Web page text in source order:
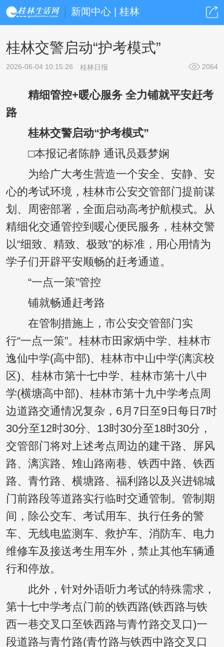
新闻中心 | 桂林
桂林交警启动“护考模式”
2026-06-04 10:15:26 桂林日报 2064
精细管控+暖心服务 全力铺就平安赶考
路
桂林交警启动“护考模式”
□本报记者陈静 通讯员聂梦娴
为给广大考生营造一个安全、安静、安
心的考试环境，桂林市公安交管部门提前谋
划、周密部署，全面启动高考护航模式。从
精细化交通管控到暖心便民服务，桂林交警
以“细致、精致、极致”的标准，用心用情为
学子们开辟平安顺畅的赶考通道。
“一点一策”管控
铺就畅通赶考路
在管制措施上，市公安交管部门实
行“一点一策”。桂林市田家炳中学、桂林市
逸仙中学(高中部)、桂林市中山中学(漓滨校
区)、桂林市第十七中学、桂林市第十八中
学(横塘高中部)、桂林市第十九中学考点周
边道路交通情况复杂，6月7日至9日每日7时
30分至12时30分、13时30分至18时30分，
交管部门将对上述考点周边的建干路、屏风
路、漓滨路、雉山路南巷、铁西中路、铁西
路、青竹路、横塘路、福利路以及兴进锦城
门前路段等道路实行临时交通管制。管制期
间，除公交车、考试用车、执行任务的警
车、无线电监测车、救护车、消防车、电力
维修车及接送考生用车外，禁止其他车辆通
行和停放。
此外，针对外语听力考试的特殊需求，
第十七中学考点门前的铁西路(铁西路与铁
西一巷交叉口至铁西路与青竹路交叉口)一
段道路与青竹路(青竹路与铁西中路交叉口